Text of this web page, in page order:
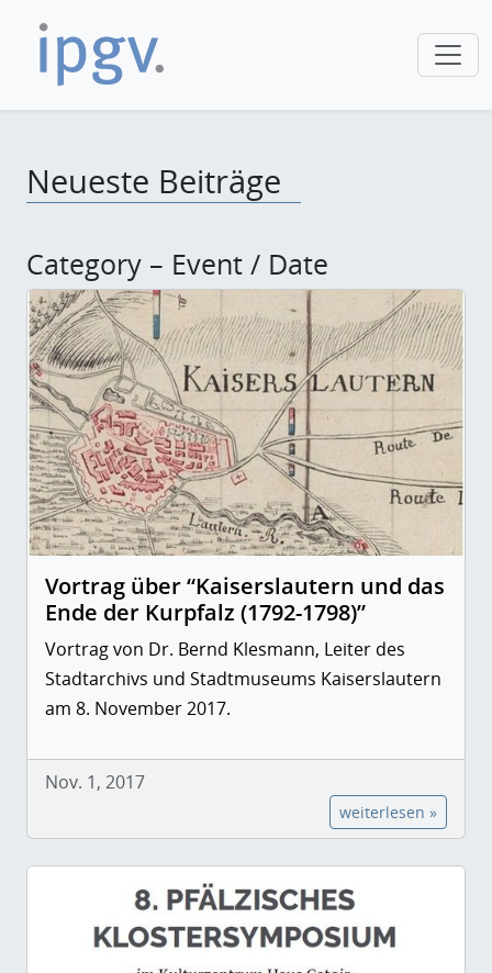
Neueste Beiträge
Category – Event / Date
Vortrag über “Kaiserslautern und das
Ende der Kurpfalz (1792-1798)”
Vortrag von Dr. Bernd Klesmann, Leiter des
Stadtarchivs und Stadtmuseums Kaiserslautern
am 8. November 2017.
Nov. 1, 2017
weiterlesen »